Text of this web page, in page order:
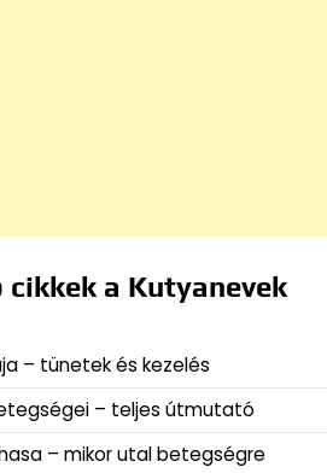
a Kutyanevek
– tünetek és kezelés
– teljes útmutató
– mikor utal betegségre